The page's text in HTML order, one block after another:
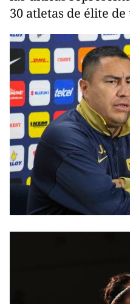
30 atletas de élite